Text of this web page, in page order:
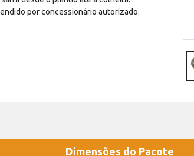
por concessionário autorizado.
Dimensões do Pacote